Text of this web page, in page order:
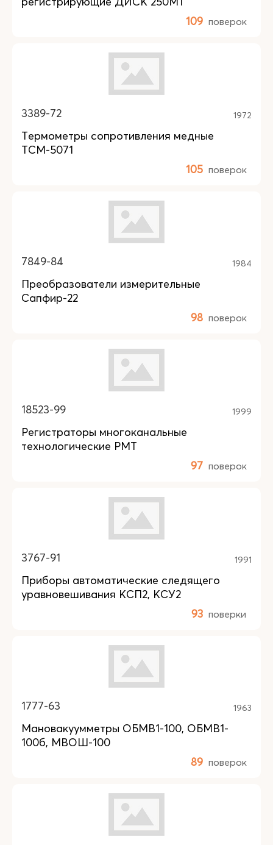
109 поверок
3389-72 1972
Термометры сопротивления медные
ТСМ-5071
105 поверок
7849-84 1984
Преобразователи измерительные
Сапфир-22
98 поверок
18523-99 1999
Регистраторы многоканальные
технологические РМТ
97 поверок
3767-91 1991
Приборы автоматические следящего
уравновешивания КСП2, КСУ2
93 поверки
1777-63 1963
Мановакуумметры ОБМВ1-100, ОБМВ1-
100б, МВОШ-100
89 поверок